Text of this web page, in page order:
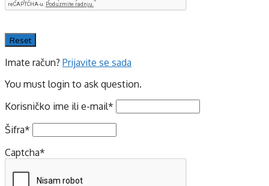
Imate račun? Prijavite se sada
You must login to ask question.
Korisničko ime ili e-mail*
Šifra*
Captcha*